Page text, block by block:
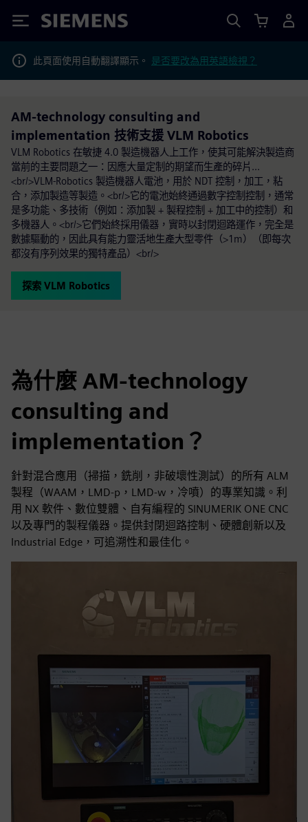
Siemens
此頁面使用自動翻譯顯示。 是否要改為用英語檢視？
AM-technology consulting and
implementation 技術支援 VLM Robotics
VLM Robotics 在敏捷 4.0 製造機器人上工作，使其可能解決製造商
當前的主要問題之一：因應大量定制的期望而生產的碎片...
<br/>VLM-Robotics 製造機器人電池，用於 NDT 控制，加工，粘
合，添加製造等製造。<br/>它的電池始終通過數字控制控制，通常
是多功能、多技術（例如：添加製 + 製程控制 + 加工中的控制）和
多機器人。<br/>它們始終採用儀器，實時以封閉迴路運作，完全是
數據驅動的，因此具有能力靈活地生產大型零件（>1m）（即每次
都沒有序列效果的獨特產品）<br/>
探索 VLM Robotics
為什麼 AM-technology
consulting and
implementation？
針對混合應用（掃描，銑削，非破壞性測試）的所有 ALM
製程（WAAM，LMD-p，LMD-w，冷噴）的專業知識。利
用 NX 軟件、數位雙體、自有編程的 SINUMERIK ONE CNC
以及專門的製程儀器。提供封閉迴路控制、硬體創新以及
Industrial Edge，可追溯性和最佳化。